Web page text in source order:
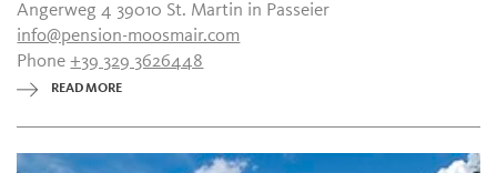
Angerweg 4 39010 St. Martin in Passeier
info@pension-moosmair.com
Phone+39 329 3626448
READ MORE